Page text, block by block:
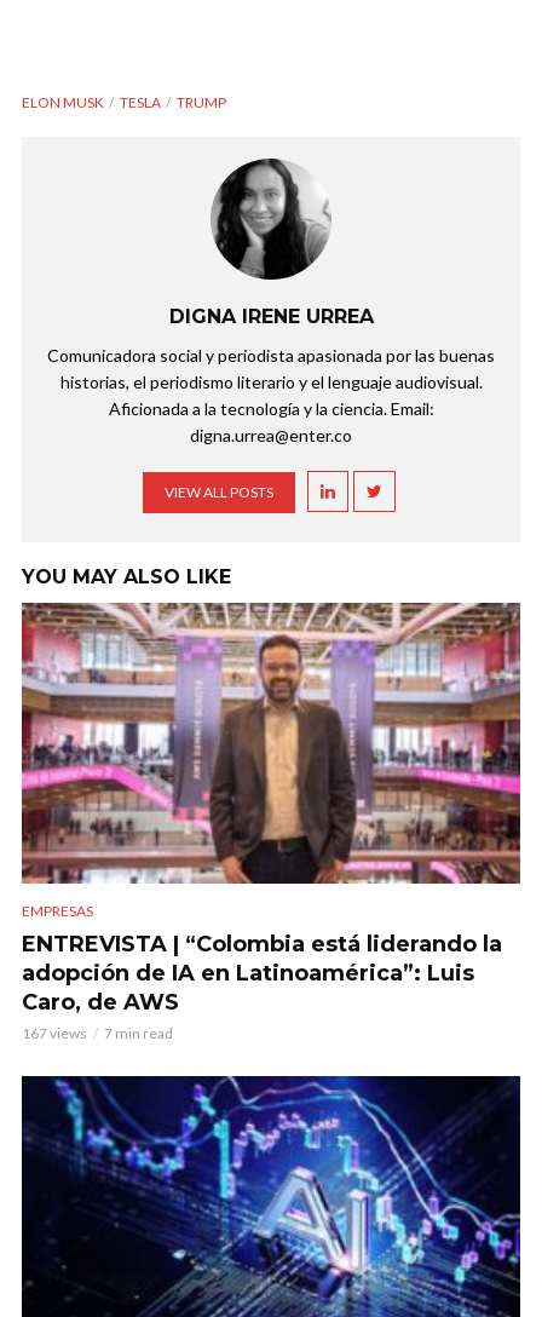
ELON MUSK TESLA TRUMP
DIGNA IRENE URREA
Comunicadora social y periodista apasionada por las buenas
historias, el periodismo literario y el lenguaje audiovisual.
Aficionada a la tecnología y la ciencia. Email:
digna.urrea@enter.co
VIEW ALL POSTS
YOU MAY ALSO LIKE
EMPRESAS
ENTREVISTA | “Colombia está liderando la
adopción de IA en Latinoamérica”: Luis
Caro, de AWS
167 views 7 min read